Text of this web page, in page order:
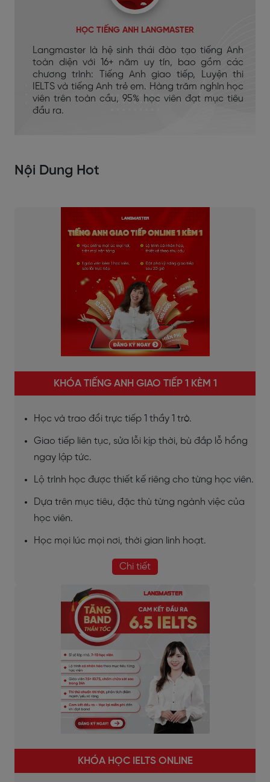
HỌC TIẾNG ANH LANGMASTER
Langmaster là hệ sinh thái đào tạo tiếng Anh
toàn diện với 16+ năm uy tín, bao gồm các
chương trình: Tiếng Anh giao tiếp, Luyện thi
IELTS và tiếng Anh trẻ em. Hàng trăm nghìn học
viên trên toàn cầu, 95% học viên đạt mục tiêu
đầu ra.
Nội Dung Hot
KHÓA TIẾNG ANH GIAO TIẾP 1 KÈM 1
Học và trao đổi trực tiếp 1 thầy 1 trò.
Giao tiếp liên tục, sửa lỗi kịp thời, bù đắp lỗ hổng
ngay lập tức.
Lộ trình học được thiết kế riêng cho từng học viên.
Dựa trên mục tiêu, đặc thù từng ngành việc của
học viên.
Học mọi lúc mọi nơi, thời gian linh hoạt.
Chi tiết
KHÓA HỌC IELTS ONLINE